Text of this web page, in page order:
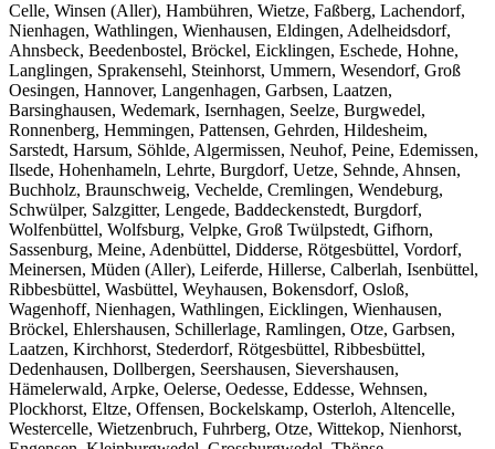
Celle, Winsen (Aller), Hambühren, Wietze, Faßberg, Lachendorf,
Nienhagen, Wathlingen, Wienhausen, Eldingen, Adelheidsdorf,
Ahnsbeck, Beedenbostel, Bröckel, Eicklingen, Eschede, Hohne,
Langlingen, Sprakensehl, Steinhorst, Ummern, Wesendorf, Groß
Oesingen, Hannover, Langenhagen, Garbsen, Laatzen,
Barsinghausen, Wedemark, Isernhagen, Seelze, Burgwedel,
Ronnenberg, Hemmingen, Pattensen, Gehrden, Hildesheim,
Sarstedt, Harsum, Söhlde, Algermissen, Neuhof, Peine, Edemissen,
Ilsede, Hohenhameln, Lehrte, Burgdorf, Uetze, Sehnde, Ahnsen,
Buchholz, Braunschweig, Vechelde, Cremlingen, Wendeburg,
Schwülper, Salzgitter, Lengede, Baddeckenstedt, Burgdorf,
Wolfenbüttel, Wolfsburg, Velpke, Groß Twülpstedt, Gifhorn,
Sassenburg, Meine, Adenbüttel, Didderse, Rötgesbüttel, Vordorf,
Meinersen, Müden (Aller), Leiferde, Hillerse, Calberlah, Isenbüttel,
Ribbesbüttel, Wasbüttel, Weyhausen, Bokensdorf, Osloß,
Wagenhoff, Nienhagen, Wathlingen, Eicklingen, Wienhausen,
Bröckel, Ehlershausen, Schillerlage, Ramlingen, Otze, Garbsen,
Laatzen, Kirchhorst, Stederdorf, Rötgesbüttel, Ribbesbüttel,
Dedenhausen, Dollbergen, Seershausen, Sievershausen,
Hämelerwald, Arpke, Oelerse, Oedesse, Eddesse, Wehnsen,
Plockhorst, Eltze, Offensen, Bockelskamp, Osterloh, Altencelle,
Westercelle, Wietzenbruch, Fuhrberg, Otze, Wittekop, Nienhorst,